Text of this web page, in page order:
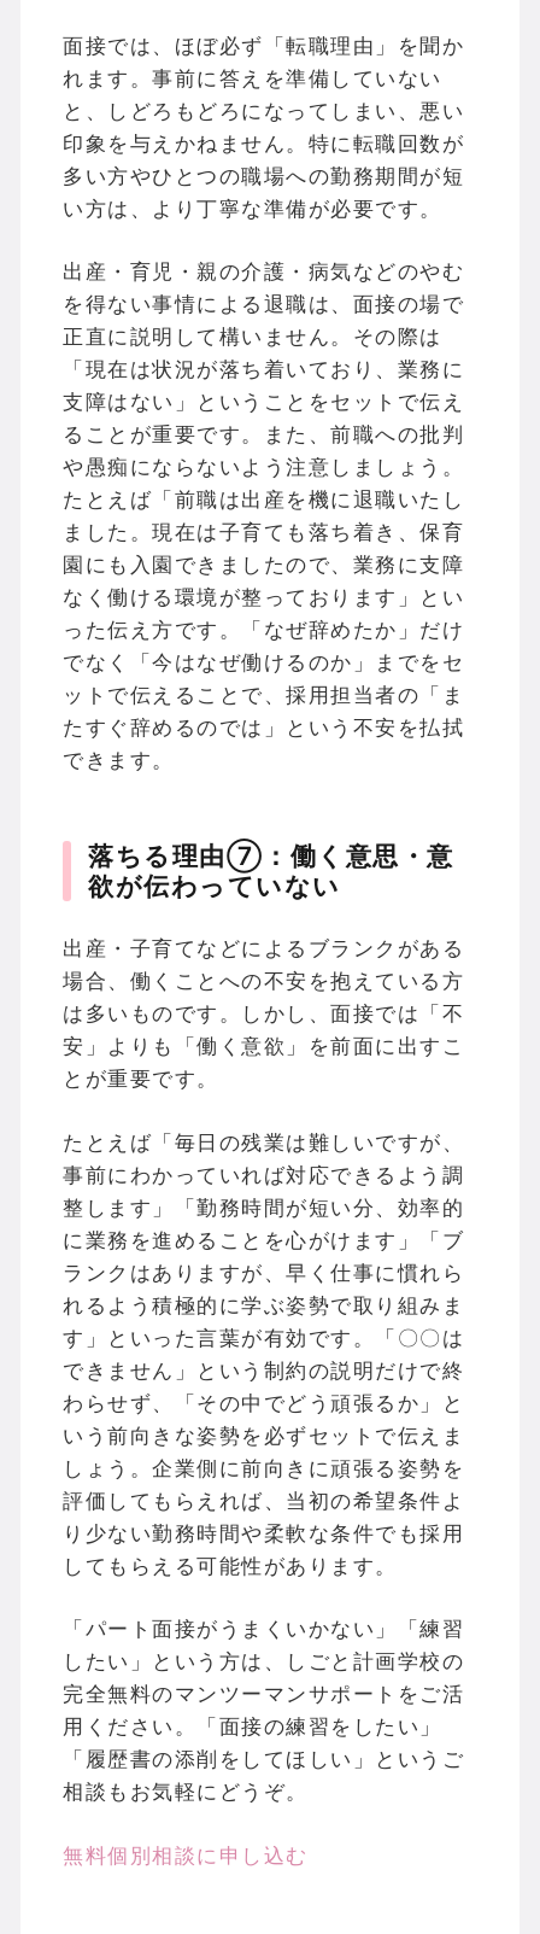
面接では、ほぼ必ず「転職理由」を聞か
れます。事前に答えを準備していない
と、しどろもどろになってしまい、悪い
印象を与えかねません。特に転職回数が
多い方やひとつの職場への勤務期間が短
い方は、より丁寧な準備が必要です。
出産・育児・親の介護・病気などのやむ
を得ない事情による退職は、面接の場で
正直に説明して構いません。その際は
「現在は状況が落ち着いており、業務に
支障はない」ということをセットで伝え
ることが重要です。また、前職への批判
や愚痴にならないよう注意しましょう。
たとえば「前職は出産を機に退職いたし
ました。現在は子育ても落ち着き、保育
園にも入園できましたので、業務に支障
なく働ける環境が整っております」とい
った伝え方です。「なぜ辞めたか」だけ
でなく「今はなぜ働けるのか」までをセ
ットで伝えることで、採用担当者の「ま
たすぐ辞めるのでは」という不安を払拭
できます。
落ちる理由⑦：働く意思・意
欲が伝わっていない
出産・子育てなどによるブランクがある
場合、働くことへの不安を抱えている方
は多いものです。しかし、面接では「不
安」よりも「働く意欲」を前面に出すこ
とが重要です。
たとえば「毎日の残業は難しいですが、
事前にわかっていれば対応できるよう調
整します」「勤務時間が短い分、効率的
に業務を進めることを心がけます」「ブ
ランクはありますが、早く仕事に慣れら
れるよう積極的に学ぶ姿勢で取り組みま
す」といった言葉が有効です。「〇〇は
できません」という制約の説明だけで終
わらせず、「その中でどう頑張るか」と
いう前向きな姿勢を必ずセットで伝えま
しょう。企業側に前向きに頑張る姿勢を
評価してもらえれば、当初の希望条件よ
り少ない勤務時間や柔軟な条件でも採用
してもらえる可能性があります。
「パート面接がうまくいかない」「練習
したい」という方は、しごと計画学校の
完全無料のマンツーマンサポートをご活
用ください。「面接の練習をしたい」
「履歴書の添削をしてほしい」というご
相談もお気軽にどうぞ。
無料個別相談に申し込む